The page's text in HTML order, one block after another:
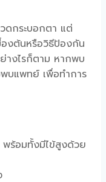
ดกระบอกตา แต่
องต้นหรือวิธีป้องกัน
างไรก็ตาม หากพบ
บแพทย์ เพื่อทำการ
ร้อมทั้งมีไข้สูงด้วย